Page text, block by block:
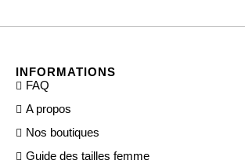
INFORMATIONS
FAQ
A propos
Nos boutiques
Guide des tailles femme